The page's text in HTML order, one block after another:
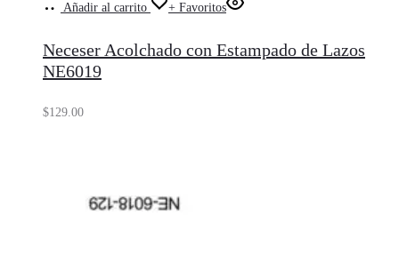
Añadir al carrito + Favoritos
Neceser Acolchado con Estampado de Lazos
NE6019
$129.00